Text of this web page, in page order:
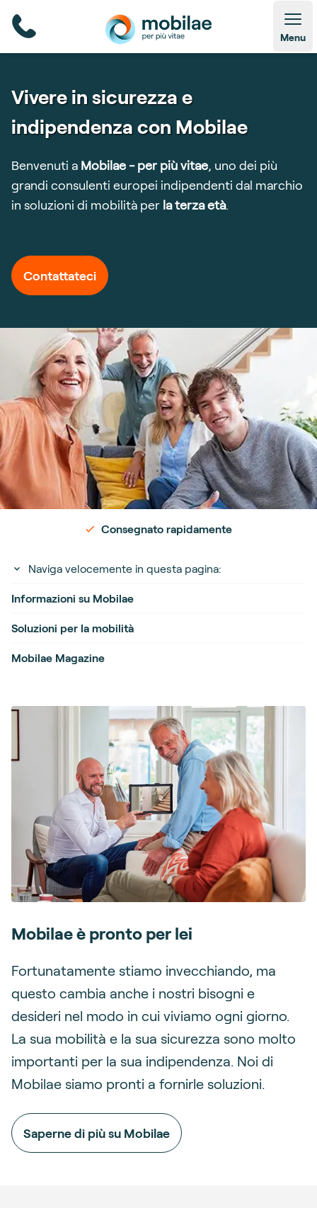
Menu
Vivere in sicurezza e
indipendenza con Mobilae
Benvenuti a Mobilae - per più vitae, uno dei più
grandi consulenti europei indipendenti dal marchio
in soluzioni di mobilità per la terza età.
Contattateci
Consegnato rapidamente
Naviga velocemente in questa pagina:
Informazioni su Mobilae
Soluzioni per la mobilità
Mobilae Magazine
Mobilae è pronto per lei
Fortunatamente stiamo invecchiando, ma
questo cambia anche i nostri bisogni e
desideri nel modo in cui viviamo ogni giorno.
La sua mobilità e la sua sicurezza sono molto
importanti per la sua indipendenza. Noi di
Mobilae siamo pronti a fornirle soluzioni.
Saperne di più su Mobilae